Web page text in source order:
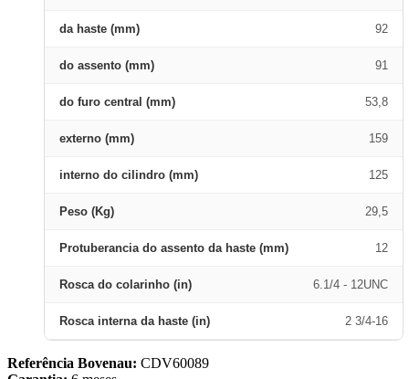
da haste (mm) 92
do assento (mm) 91
do furo central (mm) 53,8
externo (mm) 159
interno do cilindro (mm) 125
Peso (Kg) 29,5
Protuberancia do assento da haste (mm) 12
Rosca do colarinho (in) 6.1/4 - 12UNC
Rosca interna da haste (in) 2 3/4-16
Referência Bovenau: CDV60089